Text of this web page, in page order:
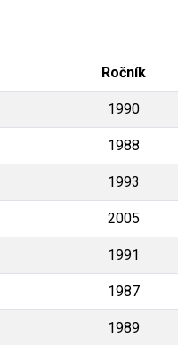
Ročník
1990
1988
1993
2005
1991
1987
1989